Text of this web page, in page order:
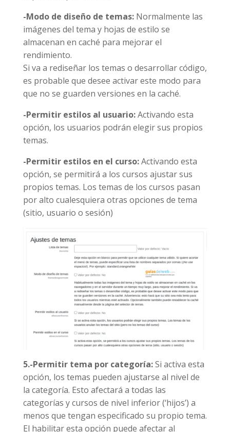
-Modo de diseño de temas: Normalmente las
imágenes del tema y hojas de estilo se
almacenan en caché para mejorar el
rendimiento.
Si va a rediseñar los temas o desarrollar código,
es probable que desee activar este modo para
que no se guarden versiones en la caché.
-Permitir estilos al usuario:Activando esta
opción, los usuarios podrán elegir sus propios
temas.
-Permitir estilos en el curso:Activando esta
opción, se permitirá a los cursos ajustar sus
propios temas. Los temas de los cursos pasan
por alto cualesquiera otras opciones de tema
(sitio, usuario o sesión)
5.-Permitir tema por categoría:Si activa esta
opción, los temas pueden ajustarse al nivel de
la categoría. Esto afectará a todas las
categorías y cursos de nivel inferior (‘hijos’) a
menos que tengan especificado su propio tema.
El habilitar esta opción puede afectar al